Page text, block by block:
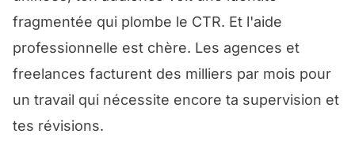
fragmentée qui plombe le CTR. Et l'aide
professionnelle est chère. Les agences et
freelances facturent des milliers par mois pour
un travail qui nécessite encore ta supervision et
tes révisions.